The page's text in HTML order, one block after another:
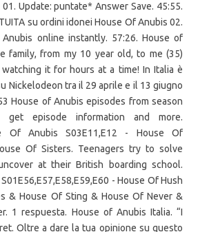
Update: puntate* Answer Save. 45:55.
su ordini idonei House Of Anubis 02.
online instantly. 57:26. House of
family, from my 10 year old, to me (35)
it for hours at a time! In Italia è
Nickelodeon tra il 29 aprile e il 13 giugno
House of Anubis episodes from season
get episode information and more.
Of Anubis S03E11,E12 - House Of
Of Sisters. Teenagers try to solve
at their British boarding school.
- House Of Hush
& House Of Sting & House Of Never &
1 respuesta. House of Anubis Italia. “I
Oltre a dare la tua opinione su questo